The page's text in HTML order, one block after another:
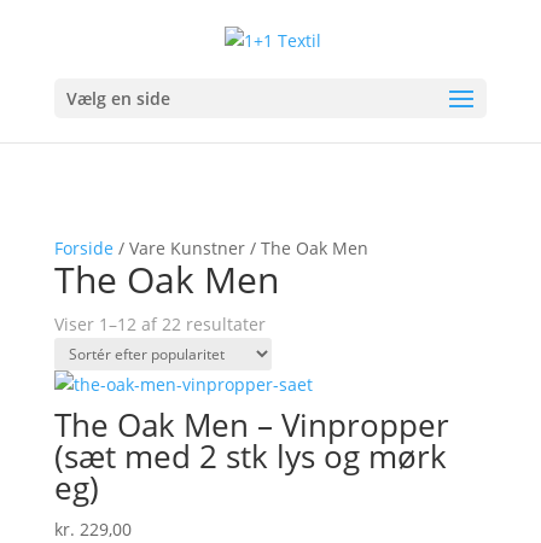
Vælg en side
Forside / Vare Kunstner / The Oak Men
The Oak Men
Viser 1–12 af 22 resultaterSorteret
efter
popularitet
The Oak Men – Vinpropper
(sæt med 2 stk lys og mørk
eg)
kr. 229,00